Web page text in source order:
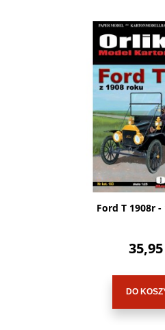
Ford T 1908r -
35,95
DO